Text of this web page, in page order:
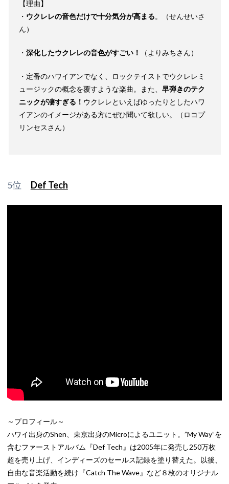
【理由】
・ ウクレレの音色だけで十分気分が高まる。（せんせいさ
ん）
・ 深化したウクレレの音色がすごい！ （よりみちさん）
・定番のハワイアンでなく、ロックテイストでウクレレミ
ュージックの概念を覆すような楽曲。また、 早弾きのテク
ニックが凄すぎる！ ウクレレといえばゆったりとしたハワ
イアンのイメージがある方にぜひ聞いて欲しい。（ロコプ
リンセスさん）
5位 Def Tech
～プロフィール～
ハワイ出身のShen、東京出身のMicroによるユニット。”My Way”を
含むファーストアルバム『Def Tech』は2005年に発売し250万枚
超を売り上げ、インディーズのセールス記録を塗り替えた。以後、
自由な音楽活動を続け『Catch The Wave』など８枚のオリジナル